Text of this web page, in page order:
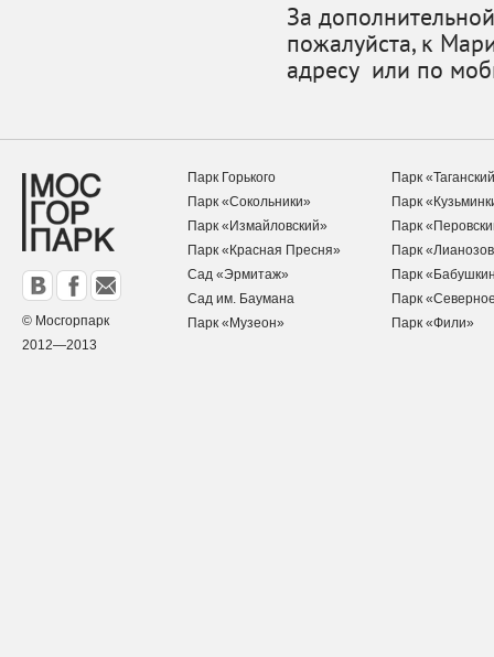
За
пожалуйста, к
адресу или по
© Мосгорпарк
2012—2013
Парк Горького
Парк «Сокольники»
Парк «Измайловский»
Парк «Красная Пресня»
Сад «Эрмитаж»
Сад им. Баумана
Парк «Музеон»
Парк
Парк
Парк
Парк
Парк
Парк
Парк «Фили»